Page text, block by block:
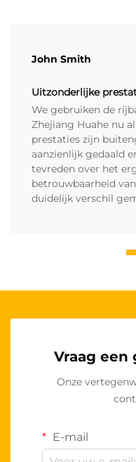
John Smith
Uitzonderlijke
We gebruiken de
Zhejiang Huahe nu
prestaties zijn
aanzienlijk gedaald
tevreden over het
betrouwbaarheid
duidelijk verschil
Vraag een
Onze
E-mail